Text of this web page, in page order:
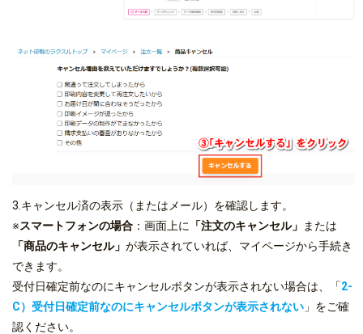
3.キャンセル済の表示（またはメール）を確認します。
※スマートフォンの場合 ：画面上に 「注文のキャンセル」
または
「商品のキャンセル」 が表示されていれば、マイページから手続き
できます。
受付日確定前なのにキャンセルボタンが表示されない場合は、「2-
C）受付日確定前なのにキャンセルボタンが表示されない 」をご確
認ください。